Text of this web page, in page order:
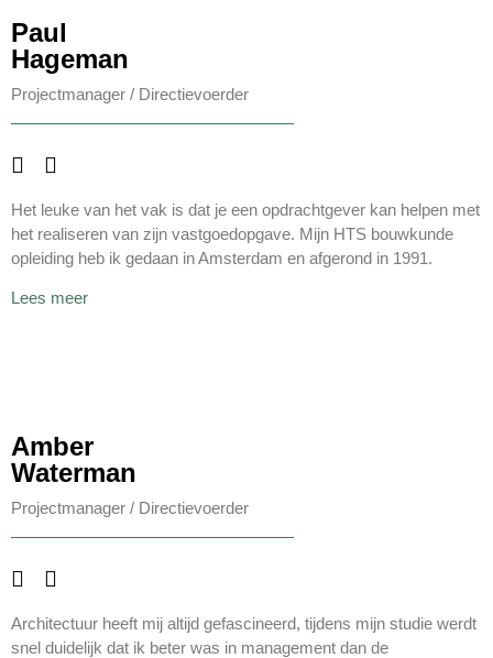
Paul
Hageman
Projectmanager / Directievoerder
Het leuke van het vak is dat je een opdrachtgever kan helpen met
het realiseren van zijn vastgoedopgave. Mijn HTS bouwkunde
opleiding heb ik gedaan in Amsterdam en afgerond in 1991.
Lees meer
Amber
Waterman
Projectmanager / Directievoerder
Architectuur heeft mij altijd gefascineerd, tijdens mijn studie werdt
snel duidelijk dat ik beter was in management dan de